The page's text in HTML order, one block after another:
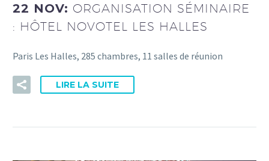
22 NOV: ORGANISATION SÉMINAIRE
: HÔTEL NOVOTEL LES HALLES
Paris Les Halles, 285 chambres, 11 salles de réunion
LIRE LA SUITE